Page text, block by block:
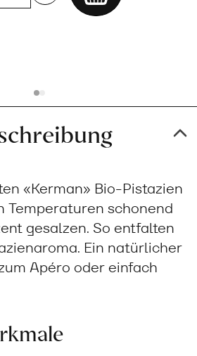
Add
«Kerman» Bio-Pistazien
Temperaturen schonend
gesalzen. So entfalten
Ein natürlicher
Apéro oder einfach